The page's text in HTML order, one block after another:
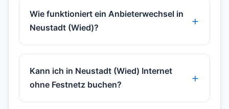
Wie funktioniert ein Anbieterwechsel in
Neustadt (Wied)?
Kann ich in Neustadt (Wied) Internet
ohne Festnetz buchen?